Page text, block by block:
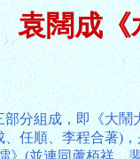
袁闊成《
分組成，即《大
任順、李程合著)